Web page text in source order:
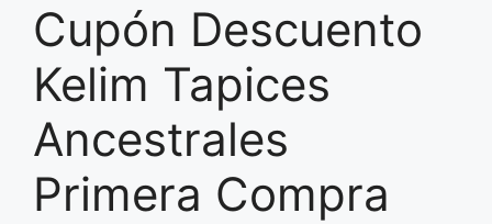
Cupón Descuento
Kelim Tapices
Ancestrales
Primera Compra